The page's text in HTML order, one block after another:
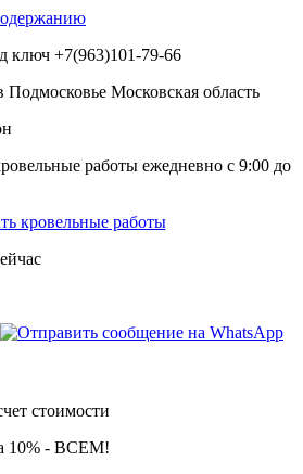
ключ +7(963)101-79-66
работы ежедневно c 9:00 до
кровельные работы
стоимости
10% - ВСЕМ!